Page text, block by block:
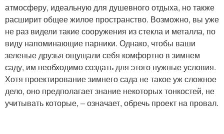
атмосферу, идеальную для душевного отдыха, но также
расширит общее жилое пространство. Возможно, вы уже
не раз видели такие сооружения из стекла и металла, по
виду напоминающие парники. Однако, чтобы ваши
зеленые друзья ощущали себя комфортно в зимнем
саду, им необходимо создать для этого нужные условия.
Хотя проектирование зимнего сада не такое уж сложное
дело, оно предполагает знание некоторых тонкостей, не
учитывать которые, – означает, обречь проект на провал.